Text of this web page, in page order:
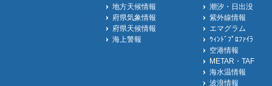
地方天候情報
府県気象情報
府県天候情報
海上警報
潮汐・日出没
紫外線情報
エマグラム
ｳｨﾝﾄﾞﾌﾟﾛﾌｧｲﾗ
空港情報
METAR・TAF
海水温情報
波浪情報